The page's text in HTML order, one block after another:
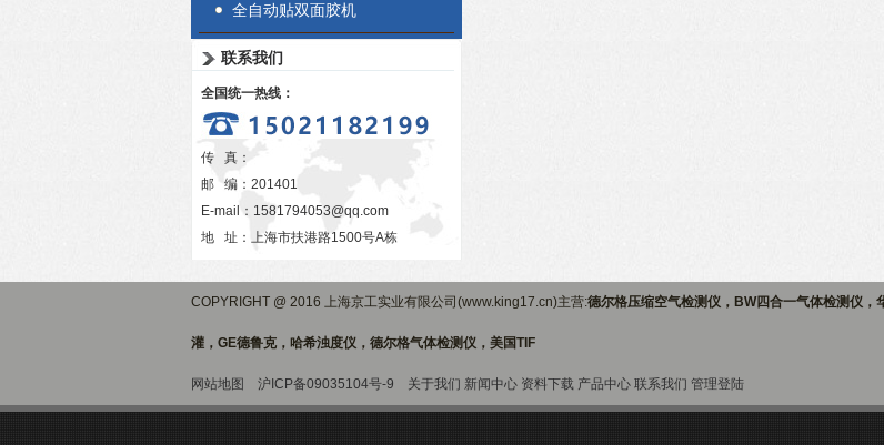
全自动贴双面胶机
联系我们
全国统一热线：
传 真：
邮 编：201401
E-mail： 1581794053@qq.com
地 址：上海市扶港路1500号A栋
COPYRIGHT @ 2016 上海京工实业有限公司(www.king17.cn)主营:德尔格压缩空气检测仪，BW四合一气体检测仪
灌，GE德鲁克，哈希浊度仪，德尔格气体检测仪，美国TIF
网站地图 沪ICP备09035104号-9 关于我们 新闻中心 资料下载 产品中心 联系我们 管理登陆